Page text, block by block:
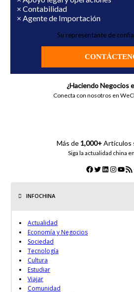
× Contabilidad
× Agente de Importación
Su representante de
¿Haciendo Negocios
Conecta con nosotros en
Más de 1,000+Artículos
Siga la actualidad china
INFOCHINA
Actualidad
Economía y Negocios
Sociedad
Tecnología
Cultura
Estudiar
Viajar
Comunidad